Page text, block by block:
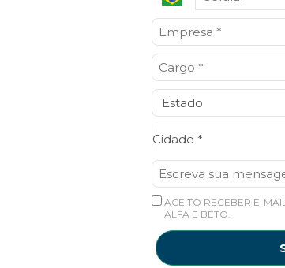
Cidade *
Cidade*
ACEITO RECEBER E-
ALFA E BETO.